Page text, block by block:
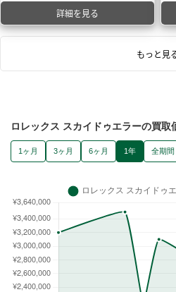
詳細を見る
もっと見
ロレックス スカイドゥエラーの買取
1ヶ月 3ヶ月 6ヶ月 1年 全期間